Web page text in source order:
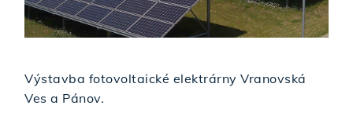
Výstavba fotovoltaické elektrárny Vranovská
Ves a Pánov.